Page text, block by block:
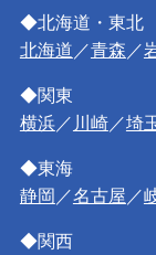
◆北海道・東北
北海道 ／青森 ／
◆関東
横浜／ 川崎／埼
◆東海
静岡 ／名古屋 ／
◆関西